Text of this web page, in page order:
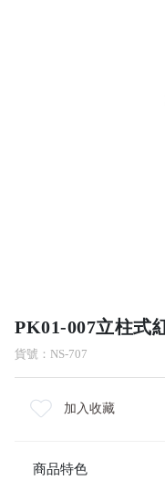
PK01-007立柱式
貨號：NS-707
加入收藏
商品特色